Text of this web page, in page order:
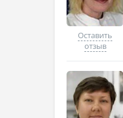
Оставить
отзыв